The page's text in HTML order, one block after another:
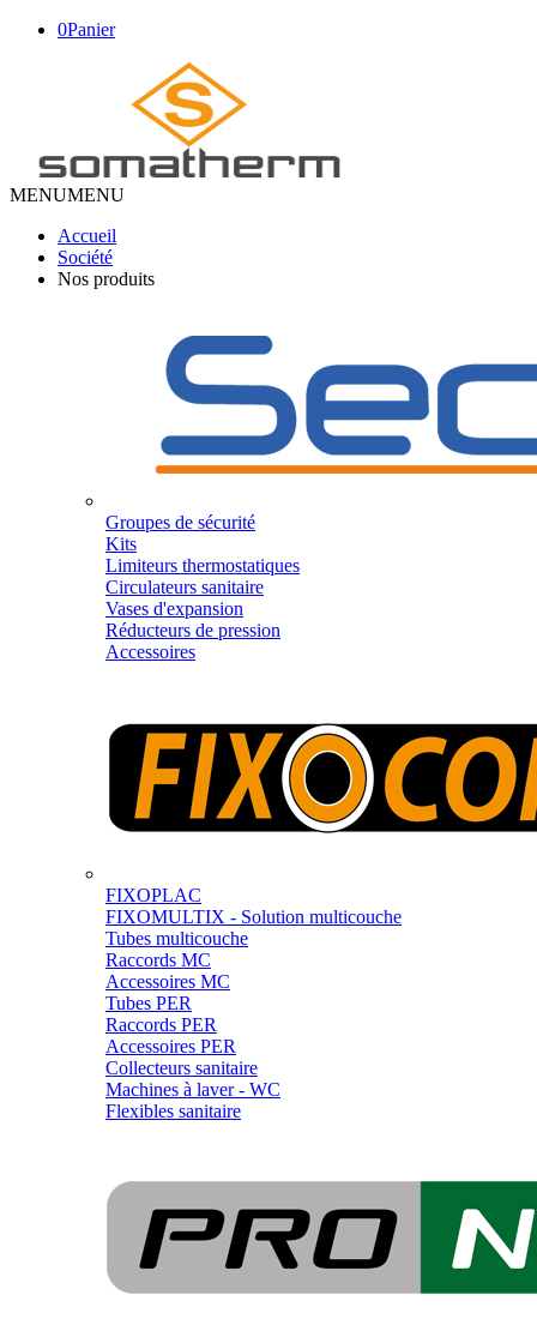
0Panier
MENUMENU
Accueil
Société
Nos produits
Groupes de sécurité
Kits
Limiteurs thermostatiques
Circulateurs sanitaire
Vases d'expansion
Réducteurs de pression
Accessoires
FIXOPLAC
FIXOMULTIX - Solution multicouche
Tubes multicouche
Raccords MC
Accessoires MC
Tubes PER
Raccords PER
Accessoires PER
Collecteurs sanitaire
Machines à laver - WC
Flexibles sanitaire